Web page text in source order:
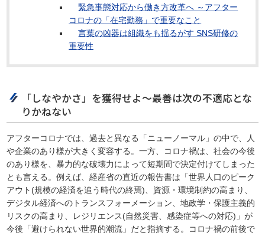
緊急事態対応から働き方改革へ ～アフター
コロナの「在宅勤務」で重要なこと
言葉の凶器は組織をも揺るがす SNS研修の
重要性
「しなやかさ」を獲得せよ～最善は次の不適応とな
りかねない
アフターコロナでは、過去と異なる「ニューノーマル」の中で、人
や企業のあり様が大きく変容する。一方、コロナ禍は、社会の今後
のあり様を、暴力的な破壊力によって短期間で決定付けてしまった
とも言える。例えば、経産省の直近の報告書は「世界人口のピーク
アウト(規模の経済を追う時代の終焉)、資源・環境制約の高まり、
デジタル経済へのトランスフォーメーション、地政学・保護主義的
リスクの高まり、レジリエンス(自然災害、感染症等への対応)」が
今後「避けられない世界的潮流」だと指摘する。コロナ禍の前後で